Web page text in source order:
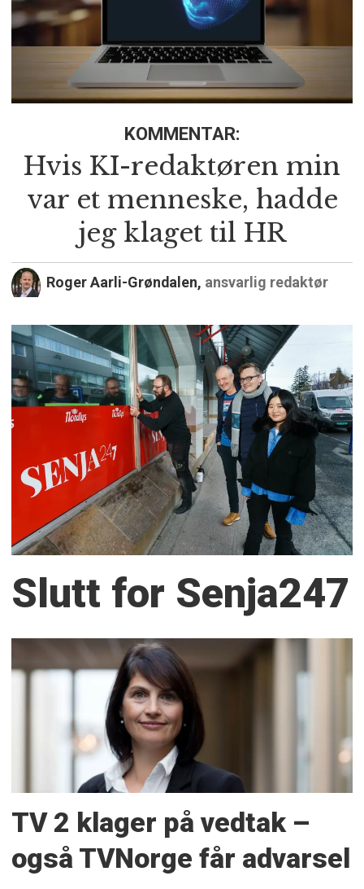
KOMMENTAR:
Hvis KI-redaktøren min
var et menneske, hadde
jeg klaget til HR
Roger Aarli-Grøndalen, ansvarlig redaktør
Slutt for Senja247
TV 2 klager på vedtak –
også TVNorge får advarsel